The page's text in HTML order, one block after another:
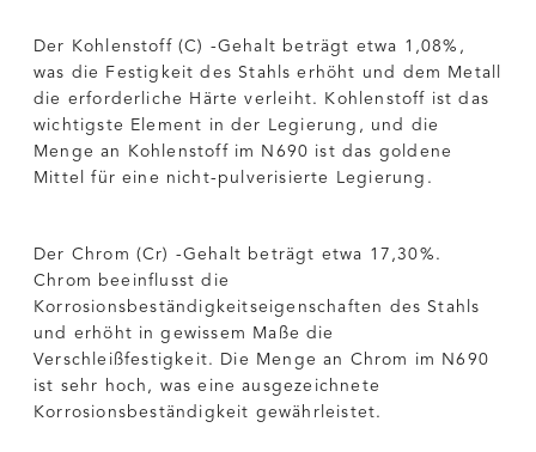
Der Kohlenstoff (C) -Gehalt beträgt etwa 1,08%,
was die Festigkeit des Stahls erhöht und dem Metall
die erforderliche Härte verleiht. Kohlenstoff ist das
wichtigste Element in der Legierung, und die
Menge an Kohlenstoff im N690 ist das goldene
Mittel für eine nicht-pulverisierte Legierung.
Der Chrom (Cr) -Gehalt beträgt etwa 17,30%.
Chrom beeinflusst die
Korrosionsbeständigkeitseigenschaften des Stahls
und erhöht in gewissem Maße die
Verschleißfestigkeit. Die Menge an Chrom im N690
ist sehr hoch, was eine ausgezeichnete
Korrosionsbeständigkeit gewährleistet.